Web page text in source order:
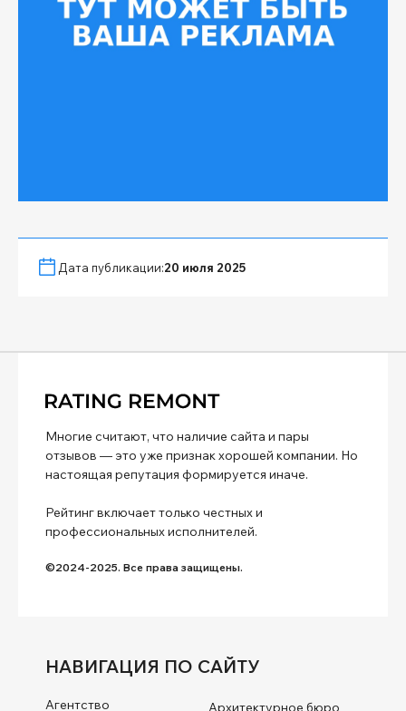
Дата публикации:20 июля 2025
Многие считают, что наличие сайта и пары
отзывов — это уже признак хорошей компании. Но
настоящая репутация формируется иначе.
Рейтинг включает только честных и
профессиональных исполнителей.
©2024-2025. Все права защищены.
НАВИГАЦИЯ ПО САЙТУ
Агентство
Архитектурное бюро